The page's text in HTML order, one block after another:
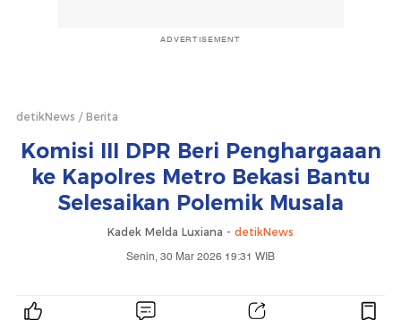
ADVERTISEMENT
detikNews Berita
Komisi III DPR Beri Penghargaaan
ke Kapolres Metro Bekasi Bantu
Selesaikan Polemik Musala
Kadek Melda Luxiana - detikNews
Senin, 30 Mar 2026 19:31 WIB